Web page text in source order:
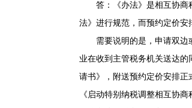
答：《办法》是相互协商程
法》进行规范，而预约定价安
需要说明的是，申请双边或
业在收到主管税务机关送达
请书》，附送预约定价安排
《启动特别纳税调整相互协